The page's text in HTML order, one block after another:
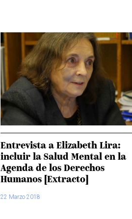
Entrevista a Elizabeth Lira:
incluir la Salud Mental en la
Agenda de los Derechos
Humanos [Extracto]
22 Marzo 2018